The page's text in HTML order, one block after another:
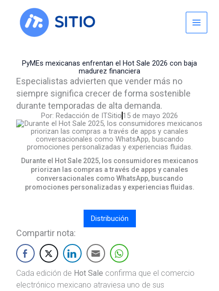
content
PyMEs mexicanas enfrentan el Hot Sale 2026 con baja
madurez financiera
Especialistas advierten que vender más no
siempre significa crecer de forma sostenible
durante temporadas de alta demanda.
Por: Redacción de ITSitio 15 de mayo 2026
Durante el Hot Sale 2025, los consumidores mexicanos
priorizan las compras a través de apps y canales
conversacionales como WhatsApp, buscando
promociones personalizadas y experiencias fluidas.
Distribución
Compartir nota:
Cada edición de Hot Sale confirma que el comercio
electrónico mexicano atraviesa uno de sus